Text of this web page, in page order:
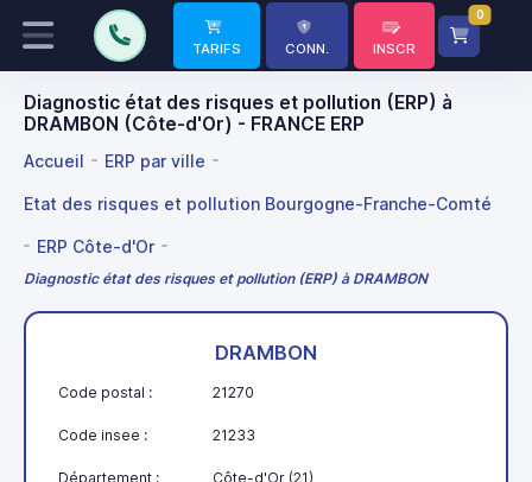
TARIFS CONN. INSCR
0
Diagnostic état des risques et pollution (ERP) à
DRAMBON (Côte-d'Or) - FRANCE ERP
Accueil ERP par ville
Etat des risques et pollution Bourgogne-Franche-Comté
ERP Côte-d'Or
Diagnostic état des risques et pollution (ERP) à DRAMBON
DRAMBON
Code postal : 21270
Code insee : 21233
Département : Côte-d'Or (21)